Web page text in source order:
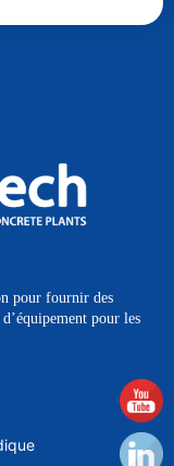
pour fournir des
pour les